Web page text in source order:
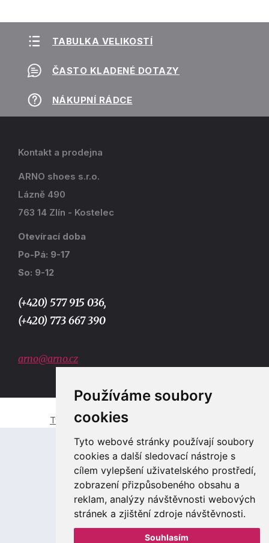
Používáme soubory
cookies
Tyto webové stránky používají soubory
cookies a další sledovací nástroje s
cílem vylepšení uživatelského prostředí,
zobrazení přizpůsobeného obsahu a
reklam, analýzy návštěvnosti webových
stránek a zjištění zdroje návštěvnosti.
Souhlasím
TABULKA VELIKOSTÍ
ČASTO KLADENÉ DOTAZY
NÁKUPNÍ RÁDCE
Kontakt a prodejna
ARNO shoes s.r.o.
Lázně 490
763 14 Zlín - Kostelec
Otevírací doba
Po-Pá: 9-17
So: 9-12
(+420) 577 915 036,
(+420) 773 667 390
arno@arno.cz
Tvorba e-shopů a webových stránek Zlín